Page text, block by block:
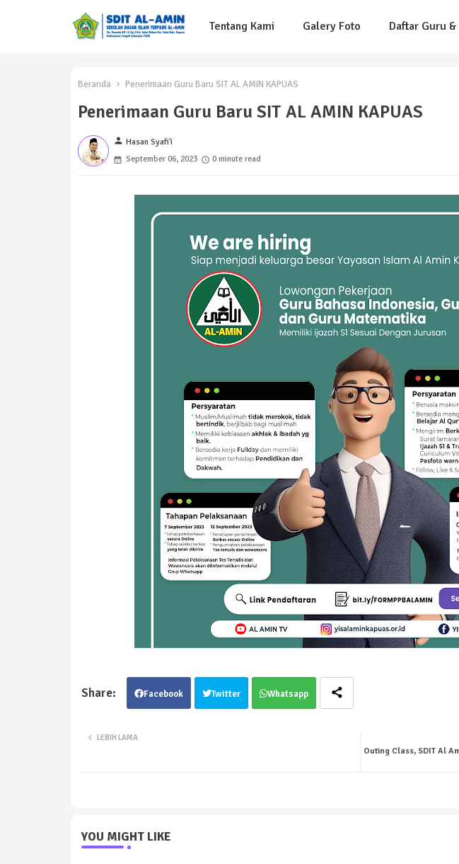
Tentang Kami Galery Foto Daftar Guru
Beranda Penerimaan Guru Baru SIT AL AMIN KAPUAS
Penerimaan Guru Baru SIT AL AMIN KAPUAS
person Hasan Syafi'i
September 06, 2023
0 minute read
Facebook Twitter Whatsapp
Outing Class, SDIT Al
LEBIH LAMA
YOU MIGHT LIKE